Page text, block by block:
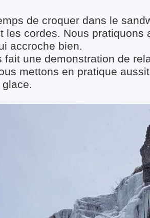
de croquer dans le
les cordes. Nous pratiquons
accroche bien.
fait une demonstration de
mettons en pratique